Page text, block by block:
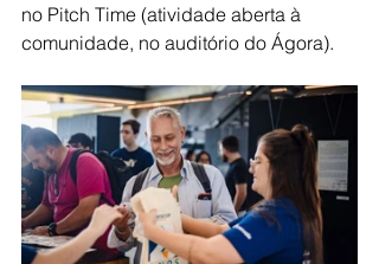
no Pitch Time (atividade aberta à
comunidade, no auditório do Ágora).